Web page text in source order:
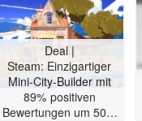
Deal |
Steam: Einzigartiger
Mini-City-Builder mit
89% positiven
Bewertungen um 50%